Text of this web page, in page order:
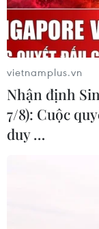
vietnamplus.vn
Nhận định
7/8): Cuộc
duy …